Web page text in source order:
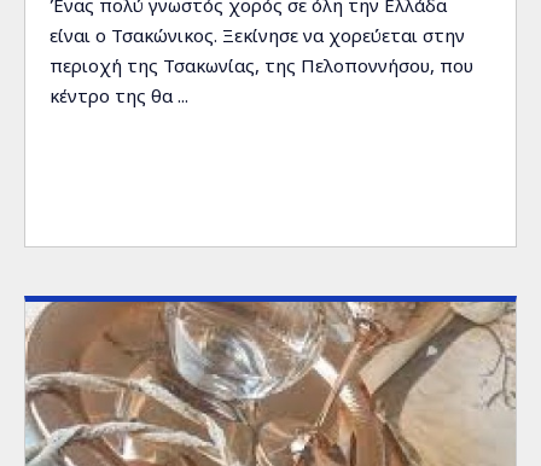
Ένας πολύ γνωστός χορός σε όλη την Ελλάδα
είναι ο Τσακώνικος. Ξεκίνησε να χορεύεται στην
περιοχή της Τσακωνίας, της Πελοποννήσου, που
κέντρο της θα ...